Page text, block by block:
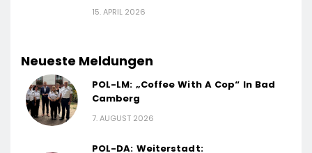
15. APRIL 2026
Neueste Meldungen
POL-LM: „Coffee With A Cop“ In Bad
Camberg
7. AUGUST 2026
POL-DA: Weiterstadt: